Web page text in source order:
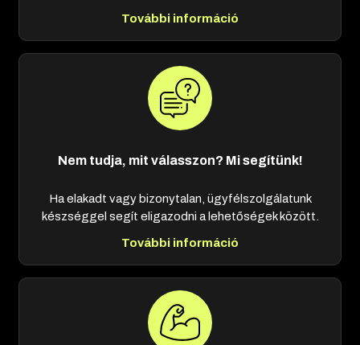
További információ
Nem tudja, mit válasszon? Mi segítünk!
Ha elakadt vagy bizonytalan, ügyfélszolgálatunk
készséggel segít eligazodni a lehetőségek között.
További információ